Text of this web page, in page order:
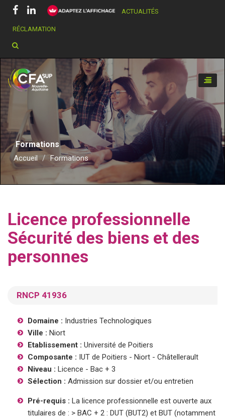
ACTUALITÉS
RÉCLAMATION
Chercher dans ce site
Toggle
Formations
Accueil Formations
Licence professionnelle
Sécurité des biens et des
personnes
RNCP 41936
Domaine : Industries Technologiques
Ville : Niort
Etablissement : Université de Poitiers
Composante : IUT de Poitiers - Niort - Châtellerault
Niveau : Licence - Bac + 3
Sélection : Admission sur dossier et/ou entretien
Pré-requis : La licence professionnelle est ouverte aux
titulaires de : > BAC + 2 : DUT (BUT2) et BUT (notamment